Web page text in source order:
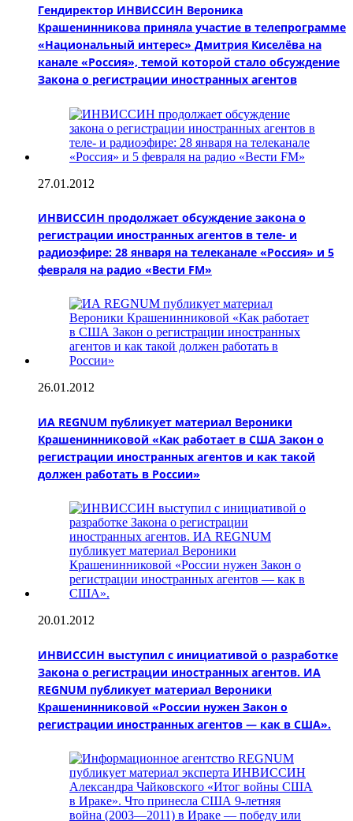
Гендиректор ИНВИССИН Вероника
Крашенинникова приняла участие в телепрограмме
«Национальный интерес» Дмитрия Киселёва на
канале «Россия», темой которой стало обсуждение
Закона о регистрации иностранных агентов
27.01.2012
ИНВИССИН продолжает обсуждение закона о
регистрации иностранных агентов в теле- и
радиоэфире: 28 января на телеканале «Россия» и 5
февраля на радио «Вести FM»
26.01.2012
ИА REGNUM публикует материал Вероники
Крашенинниковой «Как работает в США Закон о
регистрации иностранных агентов и как такой
должен работать в России»
20.01.2012
ИНВИССИН выступил с инициативой о разработке
Закона о регистрации иностранных агентов. ИА
REGNUM публикует материал Вероники
Крашенинниковой «России нужен Закон о
регистрации иностранных агентов — как в США».